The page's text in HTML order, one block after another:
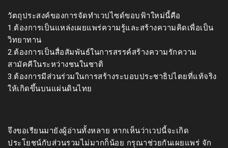
วัตถุประสงค์ของการจัดทำเวปไซด์ขอบฟ้าใหม่นี้คือ
1.ต้องการเป็นแหล่งเผยแพร่ความรู้และสร้างความคิดเพื่อเป็น
วิทยาทาน
2.ต้องการเป็นสื่อสัมพันธ์ในการสรรค์สร้างความรักความ
สามัคคีในระหว่างชนในชาติ
3.ต้องการมีส่วนร่วมในการสร้างระบอบประชาธิปไตยที่แท้จริง
ให้เกิดขึ้นบนแผ่นดินไทย
จึงขอเรียนมายังผู้อ่านทั้งหลาย หากเห็นว่าเวปนี้จะเกิด
ประโยชน์กับส่วนรวมไม่มากก็น้อย กรุณาช่วยกันเผยแพร่ จัก